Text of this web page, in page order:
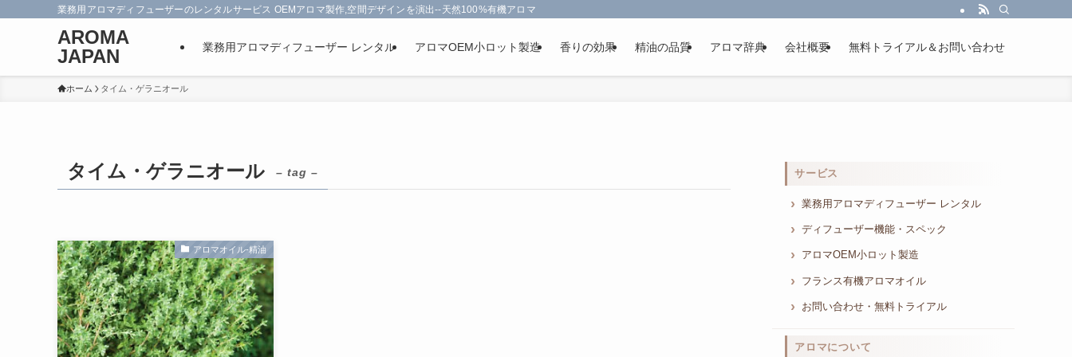
業務用アロマディフューザーのレンタルサービス OEMアロマ製作,空間デザインを演出--天然100%有機アロマオイルを使用-フランス政府認定
AROMA
JAPAN
業務用アロマディフューザー レンタル アロマOEM小ロット製造 香りの効果 精油の品質 アロマ辞典 会社概要 無料トライアル＆お問い合わせ
ホーム タイム・ゲラニオール
タイム・ゲラニオール – tag –
アロマオイル-精油
サービス
業務用アロマディフューザー レンタル
ディフューザー機能・スペック
アロマOEM小ロット製造
フランス有機アロマオイル
お問い合わせ・無料トライアル
アロマについて